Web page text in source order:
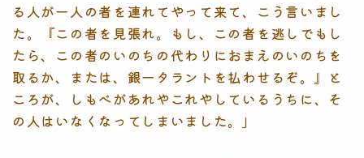
る人が一人の者を連れてやって来て、こう言いまし
た。『この者を見張れ。もし、この者を逃しでもし
たら、この者のいのちの代わりにおまえのいのちを
取るか、または、銀一タラントを払わせるぞ。』と
ころが、しもべがあれやこれやしているうちに、そ
の人はいなくなってしまいました。」